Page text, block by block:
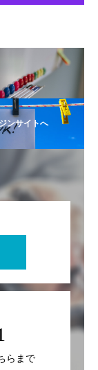
ンサイトへ
らまで